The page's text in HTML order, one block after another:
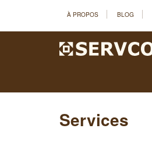
À PROPOS BLOG
Services